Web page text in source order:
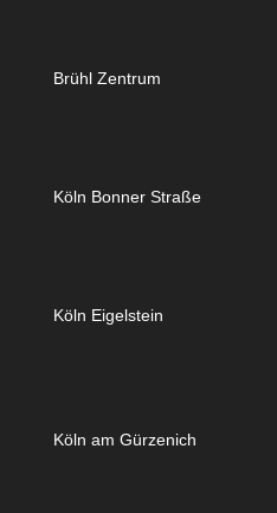
Brühl Zentrum
Köln Bonner Straße
Köln Eigelstein
Köln am Gürzenich